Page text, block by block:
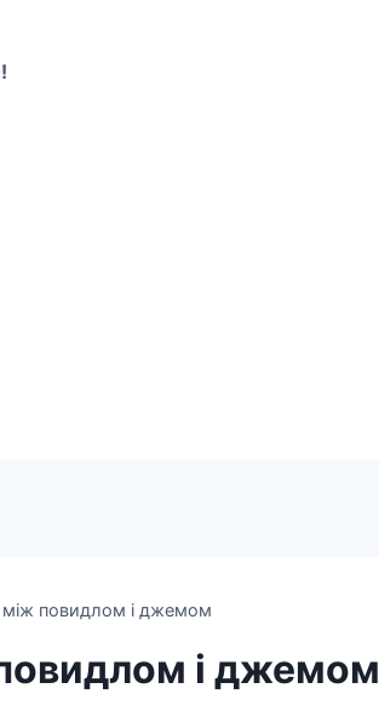
між повидлом і джемом
і джемом